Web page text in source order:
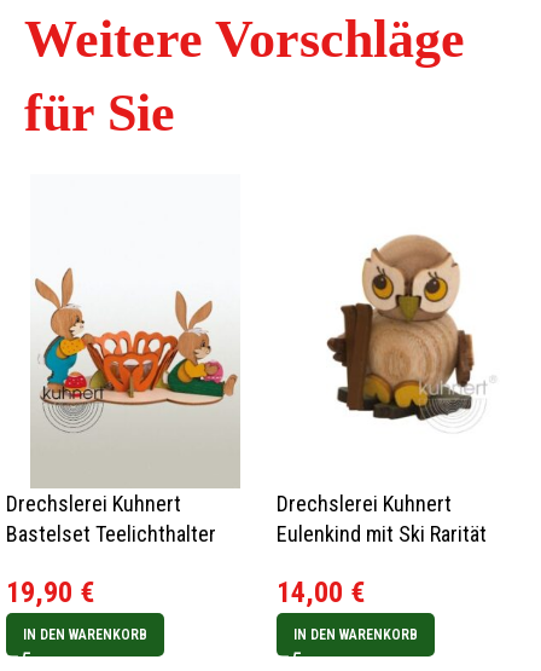
Weitere Vorschläge
für Sie
Drechslerei Kuhnert
Bastelset Teelichthalter
19,90 €
IN DEN WARENKORB
Drechslerei Kuhnert
Eulenkind mit Ski Rarität
14,00 €
IN DEN WARENKORB